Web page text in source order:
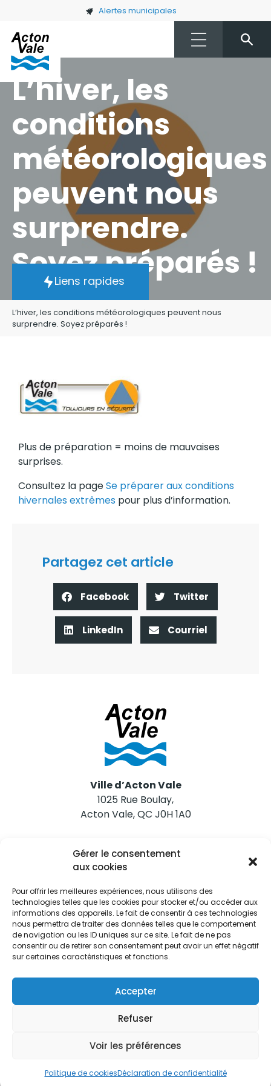
Gérer le consentement
aux cookies
Pour offrir les meilleures expériences, nous utilisons des
technologies telles que les cookies pour stocker et/ou accéder aux
informations des appareils. Le fait de consentir à ces technologies
nous permettra de traiter des données telles que le comportement
de navigation ou les ID uniques sur ce site. Le fait de ne pas
consentir ou de retirer son consentement peut avoir un effet négatif
sur certaines caractéristiques et fonctions.
Accepter
Refuser
Voir les préférences
Politique de cookiesDéclaration de confidentialité
Skip to main content Alertes municipales
L’hiver, les
conditions
météorologiques
peuvent nous
surprendre.
Soyez préparés !
Liens rapides
L’hiver, les conditions météorologiques peuvent nous
surprendre. Soyez préparés !
Plus de préparation = moins de mauvaises
surprises.
Consultez la pageSe préparer aux conditions
hivernales extrêmes pour plus d’information.
Partagez cet article
Facebook Twitter
LinkedIn Courriel
Ville d’Acton Vale
1025 Rue Boulay,
Acton Vale, QC J0H 1A0
Nous joindre
Tél. 450 546-2703
Restez informés
Abonnez-vous aux alertes municipales
Je m'abonne
confidentialité| Politique de cookies